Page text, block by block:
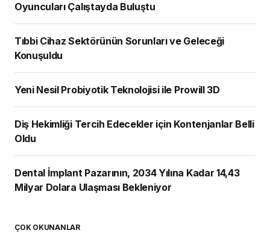
Oyuncuları Çalıştayda Buluştu
Tıbbi Cihaz Sektörünün Sorunları ve Geleceği
Konuşuldu
Yeni Nesil Probiyotik Teknolojisi ile Prowill 3D
Diş Hekimliği Tercih Edecekler için Kontenjanlar Belli
Oldu
Dental İmplant Pazarının, 2034 Yılına Kadar 14,43
Milyar Dolara Ulaşması Bekleniyor
ÇOK OKUNANLAR